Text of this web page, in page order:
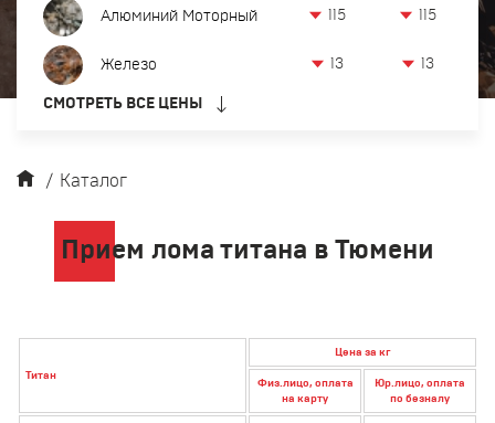
Прием лома цветных и черных металлов в Тюмени
Алюминий Моторный 115 115
Железо 13 13
СМОТРЕТЬ ВСЕ ЦЕНЫ
/ Каталог
Прием лома титана в Тюмени
Титан
Цена за кг
Физ.лицо, оплата
на карту
Юр.лицо, оплата
по безналу